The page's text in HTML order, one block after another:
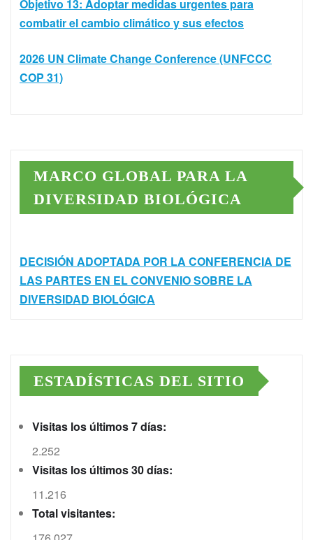
Objetivo 13: Adoptar medidas urgentes para
combatir el cambio climático y sus efectos
2026 UN Climate Change Conference (UNFCCC
COP 31)
MARCO GLOBAL PARA LA
DIVERSIDAD BIOLÓGICA
DECISIÓN ADOPTADA POR LA CONFERENCIA DE
LAS PARTES EN EL CONVENIO SOBRE LA
DIVERSIDAD BIOLÓGICA
ESTADÍSTICAS DEL SITIO
Visitas los últimos 7 días:
2.252
Visitas los últimos 30 días:
11.216
Total visitantes: